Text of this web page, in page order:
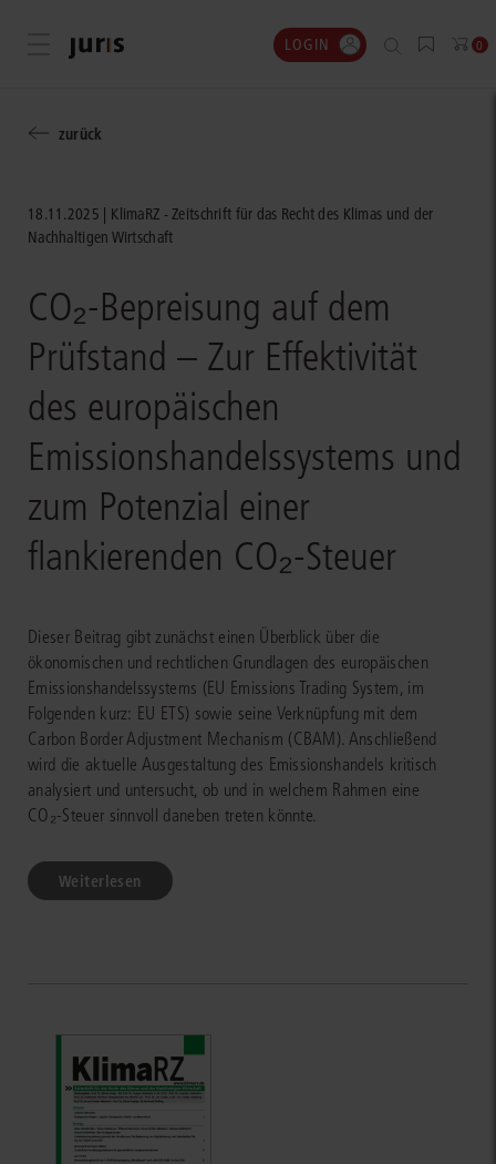
Menü öffnen LOGIN 0
zurück
18.11.2025
KlimaRZ - Zeitschrift für das Recht des Klimas und der
Nachhaltigen Wirtschaft
CO₂-Bepreisung auf dem
Prüfstand – Zur Effektivität
des europäischen
Emissionshandelssystems und
zum Potenzial einer
flankierenden CO₂-Steuer
Dieser Beitrag gibt zunächst einen Überblick über die
ökonomischen und rechtlichen Grundlagen des europäischen
Emissionshandelssystems (EU Emissions Trading System, im
Folgenden kurz: EU ETS) sowie seine Verknüpfung mit dem
Carbon Border Adjustment Mechanism (CBAM). Anschließend
wird die aktuelle Ausgestaltung des Emissionshandels kritisch
analysiert und untersucht, ob und in welchem Rahmen eine
CO₂-Steuer sinnvoll daneben treten könnte.
Weiterlesen